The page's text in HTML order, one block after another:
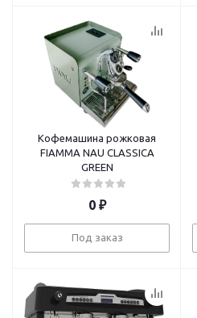
Кофемашина рожковая
FIAMMA NAU CLASSICA
GREEN
0₽
Под заказ